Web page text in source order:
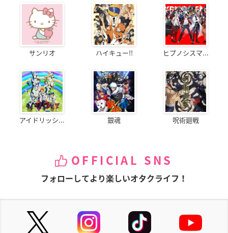
サンリオ ハイキュー!! ヒプノシスマ...
アイドリッシ... 銀魂 呪術廻戦
OFFICIAL SNS
フォローしてより楽しいオタクライフ！